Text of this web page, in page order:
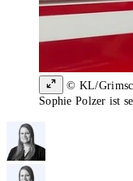
© KL/
Sophie Polzer ist